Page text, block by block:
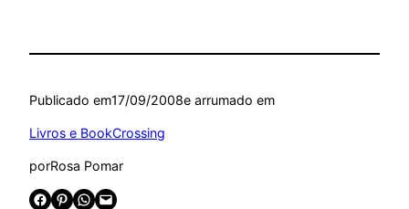
Publicado em17/09/2008e arrumado em
Livros e BookCrossing
porRosa Pomar
Share on Facebook Share on Pinterest Share on WhatsApp Email this Page